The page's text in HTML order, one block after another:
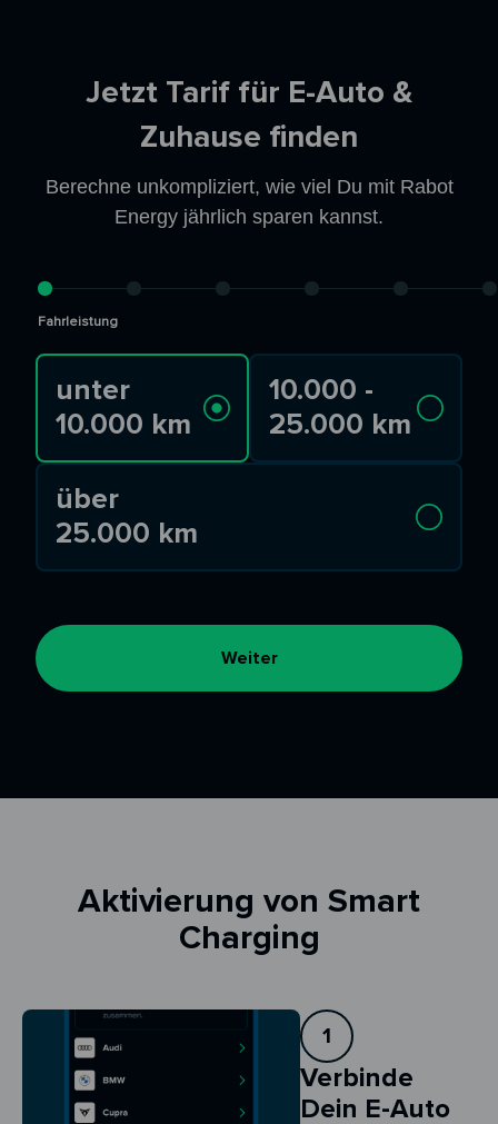
Jetzt Tarif für E-Auto &
Zuhause finden
Berechne unkompliziert, wie viel Du mit Rabot
Energy jährlich sparen kannst.
Fahrleistung
unter
10.000 km
10.000 -
25.000 km
über
25.000 km
Weiter
Aktivierung von Smart
Charging
1
Verbinde
Dein E-Auto